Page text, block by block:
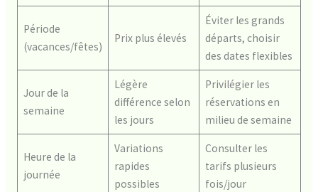
Période
(vacances/fêtes)
Prix plus élevés
Éviter les grands
départs, choisir
des dates flexibles
Jour de la
semaine
Légère
différence selon
les jours
Privilégier les
réservations en
milieu de semaine
Heure de la
journée
Variations
rapides
possibles
Consulter les
tarifs plusieurs
fois/jour